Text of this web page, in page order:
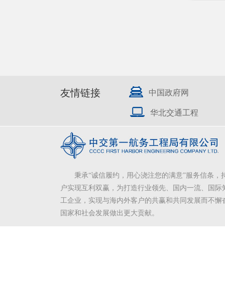
友情链接 中国政府网
华北交通工程
秉承“诚信履约，用心浇注您的满意”服务信条，
户实现互利双赢，为打造行业领先、国内一流、国际
工企业，实现与海内外客户的共赢和共同发展而不懈
国家和社会发展做出更大贡献。